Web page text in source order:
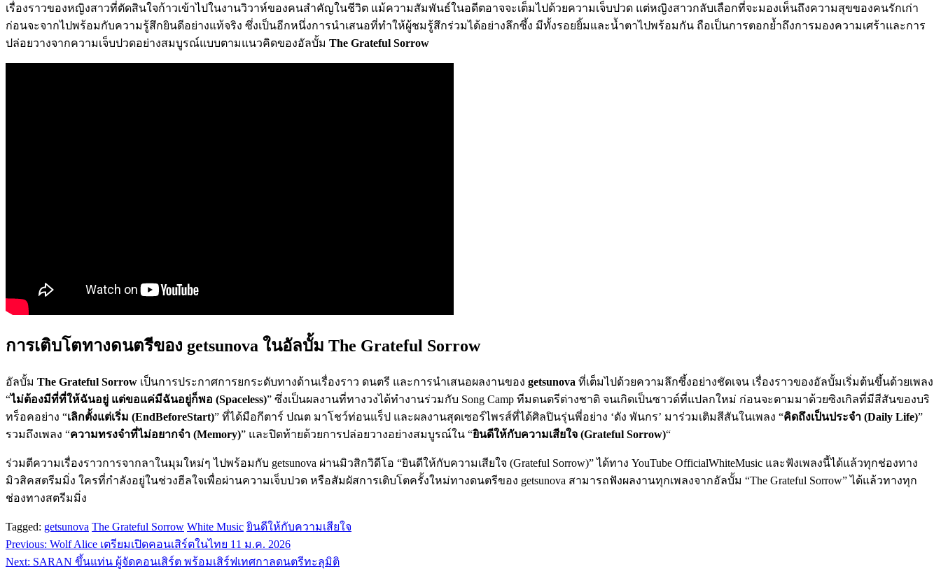
เรื่องราวของหญิงสาวที่ตัดสินใจก้าวเข้าไปในงานวิวาห์ของคนสำคัญในชีวิต แม้ความสัมพันธ์ในอดีตอาจจะเต็มไปด้วยความเจ็บปวด แต่หญิงสาวกลับเลือกที่จะมองเห็นถึงความสุขของคนรักเก่า
ก่อนจะจากไปพร้อมกับความรู้สึกยินดีอย่างแท้จริง ซึ่งเป็นอีกหนึ่งการนำเสนอที่ทำให้ผู้ชมรู้สึกร่วมได้อย่างลึกซึ้ง มีทั้งรอยยิ้มและน้ำตาไปพร้อมกัน ถือเป็นการตอกย้ำถึงการมองความเศร้าและการ
ปล่อยวางจากความเจ็บปวดอย่างสมบูรณ์แบบตามแนวคิดของอัลบั้ม The Grateful Sorrow
การเติบโตทางดนตรีของ getsunova ในอัลบั้ม The Grateful Sorrow
อัลบั้ม The Grateful Sorrow เป็นการประกาศการยกระดับทางด้านเรื่องราว ดนตรี และการนำเสนอผลงานของ getsunova ที่เต็มไปด้วยความลึกซึ้งอย่างชัดเจน เรื่องราวของอัลบั้มเริ่มต้นขึ้นด้วยเพลง
“ไม่ต้องมีที่ที่ให้ฉันอยู่ แต่ขอแค่มีฉันอยู่ก็พอ (Spaceless)” ซึ่งเป็นผลงานที่ทางวงได้ทำงานร่วมกับ Song Camp ทีมดนตรีต่างชาติ จนเกิดเป็นซาวด์ที่แปลกใหม่ ก่อนจะตามมาด้วยซิงเกิลที่มีสีสันของบริ
ทร็อคอย่าง “เลิกตั้งแต่เริ่ม (EndBeforeStart)” ที่ได้มือกีตาร์ ปณต มาโชว์ท่อนแร็ป และผลงานสุดเซอร์ไพรส์ที่ได้ศิลปินรุ่นพี่อย่าง ‘ดัง พันกร’ มาร่วมเติมสีสันในเพลง “คิดถึงเป็นประจำ (Daily Life)”
รวมถึงเพลง “ความทรงจำที่ไม่อยากจำ (Memory)” และปิดท้ายด้วยการปล่อยวางอย่างสมบูรณ์ใน “ยินดีให้กับความเสียใจ (Grateful Sorrow)“
ร่วมตีความเรื่องราวการจากลาในมุมใหม่ๆ ไปพร้อมกับ getsunova ผ่านมิวสิกวิดีโอ “ยินดีให้กับความเสียใจ (Grateful Sorrow)” ได้ทาง YouTube OfficialWhiteMusic และฟังเพลงนี้ได้แล้วทุกช่องทาง
มิวสิคสตรีมมิ่ง ใครที่กำลังอยู่ในช่วงฮีลใจเพื่อผ่านความเจ็บปวด หรือสัมผัสการเติบโตครั้งใหม่ทางดนตรีของ getsunova สามารถฟังผลงานทุกเพลงจากอัลบั้ม “The Grateful Sorrow” ได้แล้วทางทุก
ช่องทางสตรีมมิ่ง
Tagged: getsunova The Grateful Sorrow White Music ยินดีให้กับความเสียใจ
แนะแนว
Previous: Wolf Alice เตรียมเปิดคอนเสิร์ตในไทย 11 ม.ค. 2026
Next: SARAN ขึ้นแท่น ผู้จัดคอนเสิร์ต พร้อมเสิร์ฟเทศกาลดนตรีทะลุมิติ